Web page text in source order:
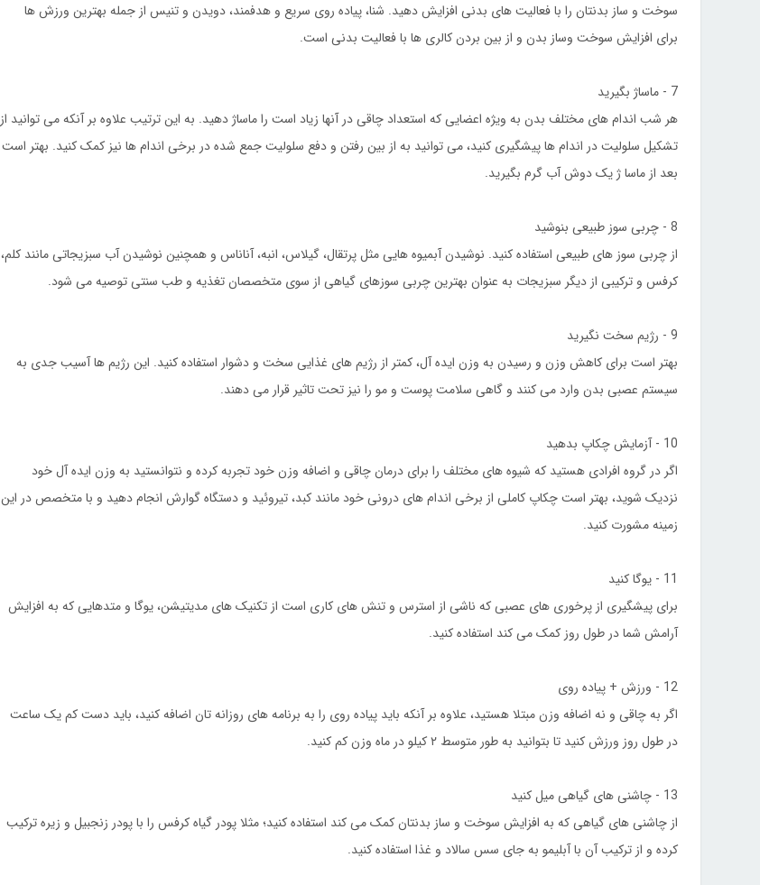
سوخت و ساز بدنتان را با فعالیت های بدنی افزایش دهید. شنا، پیاده روی سریع و هدفمند، دویدن و تنیس از جمله بهترین ورزش ها
برای افزایش سوخت وساز بدن و از بین بردن کالری ها با فعالیت بدنی است.
7 - ماساژ بگیرید
هر شب اندام های مختلف بدن به ویژه اعضایی که استعداد چاقی در آنها زیاد است را ماساژ دهید. به این ترتیب علاوه بر آنکه می توانید از
تشکیل سلولیت در اندام ها پیشگیری کنید، می توانید به از بین رفتن و دفع سلولیت جمع شده در برخی اندام ها نیز کمک کنید. بهتر است
بعد از ماسا ژ یک دوش آب گرم بگیرید.
8 - چربی سوز طبیعی بنوشید
از چربی سوز های طبیعی استفاده کنید. نوشیدن آبمیوه هایی مثل پرتقال، گیلاس، انبه، آناناس و همچنین نوشیدن آب سبزیجاتی مانند کلم،
کرفس و ترکیبی از دیگر سبزیجات به عنوان بهترین چربی سوزهای گیاهی از سوی متخصصان تغذیه و طب سنتی توصیه می شود.
9 - رژیم سخت نگیرید
بهتر است برای کاهش وزن و رسیدن به وزن ایده آل، کمتر از رژیم های غذایی سخت و دشوار استفاده کنید. این رژیم ها آسیب جدی به
سیستم عصبی بدن وارد می کنند و گاهی سلامت پوست و مو را نیز تحت تاثیر قرار می دهند.
10 - آزمایش چکاپ بدهید
اگر در گروه افرادی هستید که شیوه های مختلف را برای درمان چاقی و اضافه وزن خود تجربه کرده و نتوانستید به وزن ایده آل خود
نزدیک شوید، بهتر است چکاپ کاملی از برخی اندام های درونی خود مانند کبد، تیروئید و دستگاه گوارش انجام دهید و با متخصص در این
زمینه مشورت کنید.
11 - یوگا کنید
برای پیشگیری از پرخوری های عصبی که ناشی از استرس و تنش های کاری است از تکنیک های مدیتیشن، یوگا و متدهایی که به افزایش
آرامش شما در طول روز کمک می کند استفاده کنید.
12 - ورزش + پیاده روی
اگر به چاقی و نه اضافه وزن مبتلا هستید، علاوه بر آنکه باید پیاده روی را به برنامه های روزانه تان اضافه کنید، باید دست کم یک ساعت
در طول روز ورزش کنید تا بتوانید به طور متوسط ۲ کیلو در ماه وزن کم کنید.
13 - چاشنی های گیاهی میل کنید
از چاشنی های گیاهی که به افزایش سوخت و ساز بدنتان کمک می کند استفاده کنید؛ مثلا پودر گیاه کرفس را با پودر زنجبیل و زیره ترکیب
کرده و از ترکیب آن با آبلیمو به جای سس سالاد و غذا استفاده کنید.